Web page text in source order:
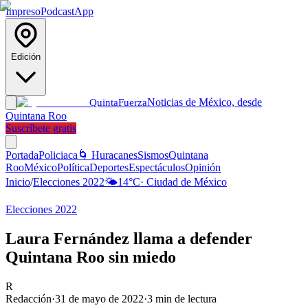
ImpresoPodcastApp
Edición
QuintaFuerzaNoticias de México, desde
Quintana Roo
Suscríbete gratis
PortadaPoliciaca 🌀 HuracanesSismosQuintana
RooMéxicoPolíticaDeportesEspectáculosOpinión
Inicio/Elecciones 2022🌤️14°C· Ciudad de México
Elecciones 2022
Laura Fernández llama a defender
Quintana Roo sin miedo
R
Redacción·31 de mayo de 2022·3 min de lectura